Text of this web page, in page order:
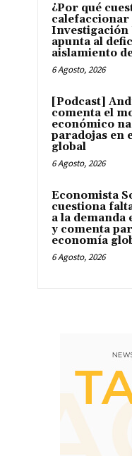
¿Por qué
calefaccionar
Investigación
apunta al
aislamiento
6 Agosto, 2026
[Podcast]
comenta el
económico
paradojas en
global
6 Agosto, 2026
Economista
cuestiona
a la demanda
y comenta
economía
6 Agosto, 2026